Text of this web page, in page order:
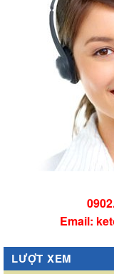
Email:
LƯỢT XEM